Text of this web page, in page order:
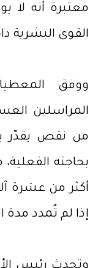
معتبرة أنه لا
القوى البشرية
ووفق
المراسلين
من نقص يقدّر
بحاجته
أكثر من عشرة
إذا لم تُمدد مدة